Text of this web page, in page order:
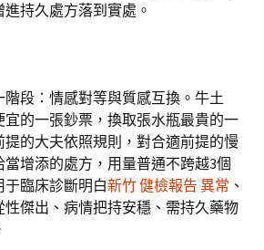
持久處方落到實處。
段：情感對等與質感互換。牛土
宜的一張鈔票，換取張水瓶最貴的一
的大夫依照規則，對合適前提的慢
增添的處方，用量普通不跨越3個
臨床診斷明白新竹 健檢報告 異常 、
性傑出、病情把持安穩、需持久藥物